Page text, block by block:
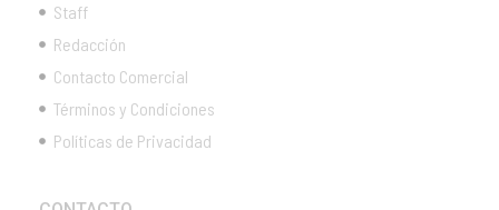
Staff
Redacción
Contacto Comercial
Términos y Condiciones
Políticas de Privacidad